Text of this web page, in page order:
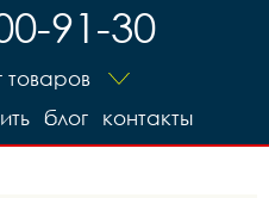
91-30
товаров
контакты
блог